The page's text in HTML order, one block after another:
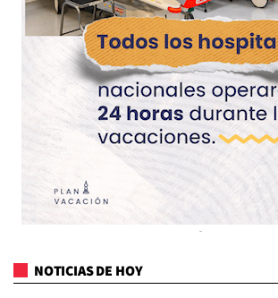
NOTICIAS DE HOY